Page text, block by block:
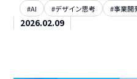
#AI
#デザイン思考 #事業開
2026.02.09